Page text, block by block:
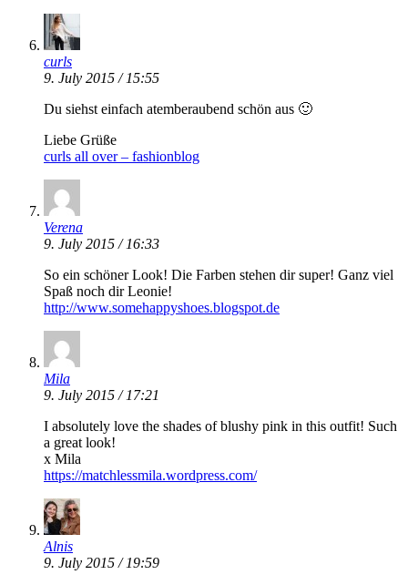
curls
9. July 2015 / 15:55
Du siehst einfach atemberaubend schön aus 🙂
Liebe Grüße
curls all over – fashionblog
Verena
9. July 2015 / 16:33
So ein schöner Look! Die Farben stehen dir super! Ganz viel
Spaß noch dir Leonie!
http://www.somehappyshoes.blogspot.de
Mila
9. July 2015 / 17:21
I absolutely love the shades of blushy pink in this outfit! Such
a great look!
x Mila
https://matchlessmila.wordpress.com/
Alnis
9. July 2015 / 19:59